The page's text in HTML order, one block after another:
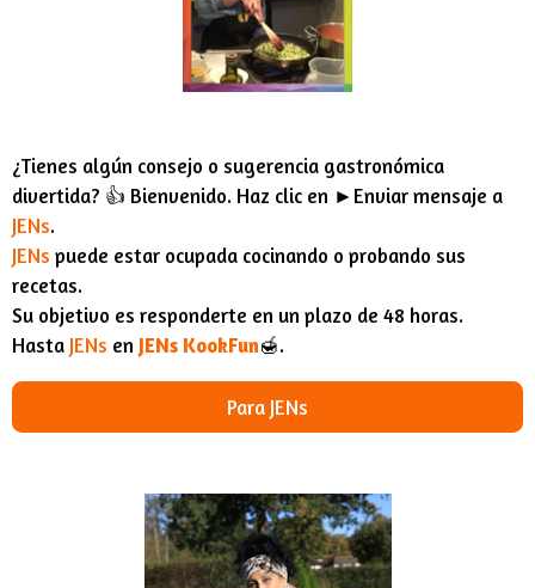
¿Tienes algún consejo o sugerencia gastronómica
divertida? 👍 Bienvenido. Haz clic en ►Enviar mensaje a
JENs.
JENs puede estar ocupada cocinando o probando sus
recetas.
Su objetivo es responderte en un plazo de 48 horas.
Hasta JENs en JENs KookFun🍯.
Para JENs